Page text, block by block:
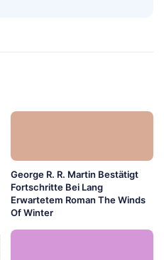
George R. R. Martin Bestätigt
Fortschritte Bei Lang
Erwartetem Roman The Winds
Of Winter